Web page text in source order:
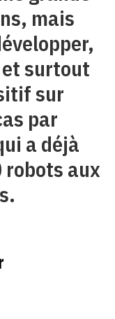
mais
surtout
sur
par
a déjà
robots aux